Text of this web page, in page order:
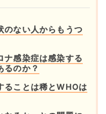
のない人からもうつ
ナ感染症は感染する
るのか？
ることは稀とWHOは